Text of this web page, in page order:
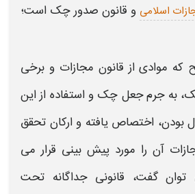
اسلامی و قانون صدور چک است؛
که موادی از قانون مجازات و برخی
بهجرم جعل چک و استفاده از این
بودن، اختصاص یافته و ارکان تحقق
آن را مورد پیش بینی قرار می
توان گفت، قانونیجداگانه تحت